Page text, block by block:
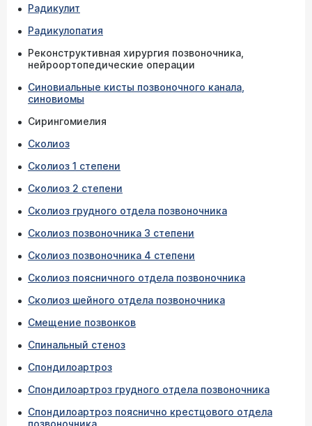
Радикулит
Радикулопатия
Реконструктивная хирургия позвоночника,
нейроортопедические операции
Синовиальные кисты позвоночного канала,
синовиомы
Сирингомиелия
Сколиоз
Сколиоз 1 степени
Сколиоз 2 степени
Сколиоз грудного отдела позвоночника
Сколиоз позвоночника 3 степени
Сколиоз позвоночника 4 степени
Сколиоз поясничного отдела позвоночника
Сколиоз шейного отдела позвоночника
Смещение позвонков
Спинальный стеноз
Спондилоартроз
Спондилоартроз грудного отдела позвоночника
Спондилоартроз пояснично крестцового отдела
позвоночника